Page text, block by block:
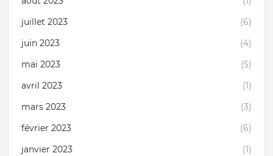
juillet 2023
(6)
juin 2023
(4)
mai 2023
(5)
avril 2023
(1)
mars 2023
(3)
février 2023
(6)
janvier 2023
(1)